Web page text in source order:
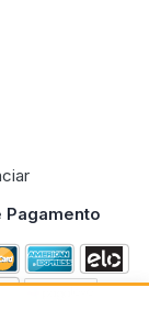
Pagamento